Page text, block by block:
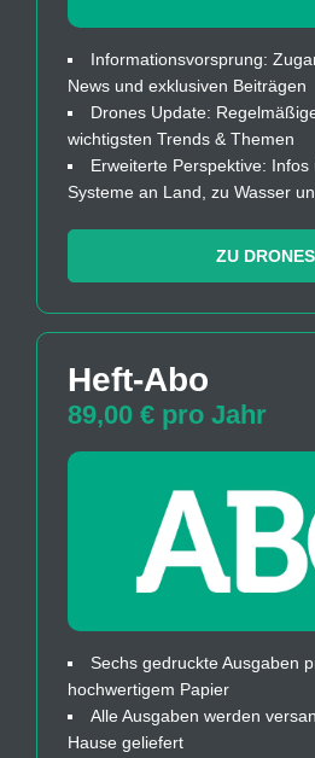
Informationsvorsprung:
News und exklusiven Beiträgen
Drones Update:
wichtigsten Trends & Themen
Erweiterte Perspektive:
Systeme an Land, zu Wasser
ZU
Heft-Abo
89,00 € pro Jahr
Sechs gedruckte Ausgaben
hochwertigem Papier
Alle Ausgaben werden
Hause geliefert